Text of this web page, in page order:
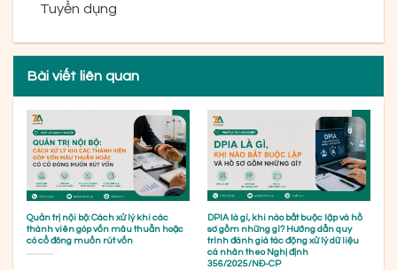
Tuyển dụng
Bài viết liên quan
Quản trị nội bộ: Cách xử lý khi các
thành viên góp vốn mâu thuẫn hoặc
có cổ đông muốn rút vốn
DPIA là gì, khi nào bắt buộc lập và hồ
sơ gồm những gì? Hướng dẫn quy
trình đánh giá tác động xử lý dữ liệu
cá nhân theo Nghị định
356/2025/NĐ-CP